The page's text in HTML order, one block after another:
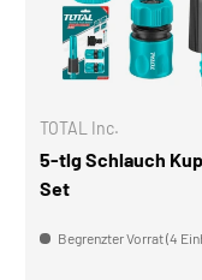
TOTAL Inc.
5-tlg Schlauch
Set
Begrenzter Vorrat (4